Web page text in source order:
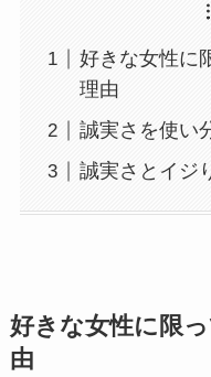
好きな女性に
理由
誠実さを使い
誠実さとイジ
好きな女性に限
由